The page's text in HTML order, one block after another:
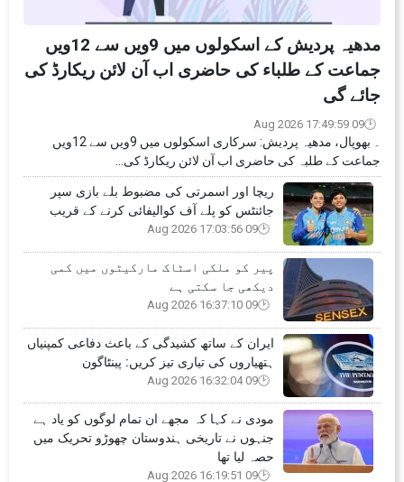
مدھیہ پردیش کے اسکولوں میں 9ویں سے 12ویں
جماعت کے طلباء کی حاضری اب آن لائن ریکارڈ کی
جائے گی
09 Aug 2026 17:49:59
۔ بھوپال، مدھیہ پردیش: سرکاری اسکولوں میں 9ویں سے 12ویں
جماعت کے طلبہ کی حاضری اب آن لائن ریکارڈ کی...
ریچا اور اسمرتی کی مضبوط بلے بازی سپر
جائنٹس کو پلے آف کوالیفائی کرنے کے قریب
09 Aug 2026 17:03:56
پیر کو ملکی اسٹاک مارکیٹوں میں کمی
دیکھی جا سکتی ہے
09 Aug 2026 16:37:10
ایران کے ساتھ کشیدگی کے باعث دفاعی کمپنیاں
ہتھیاروں کی تیاری تیز کریں: پینٹاگون
09 Aug 2026 16:32:04
مودی نے کہا کہ مجھے ان تمام لوگوں کو یاد ہے
جنہوں نے تاریخی ہندوستان چھوڑو تحریک میں
حصہ لیا تھا
09 Aug 2026 16:19:51